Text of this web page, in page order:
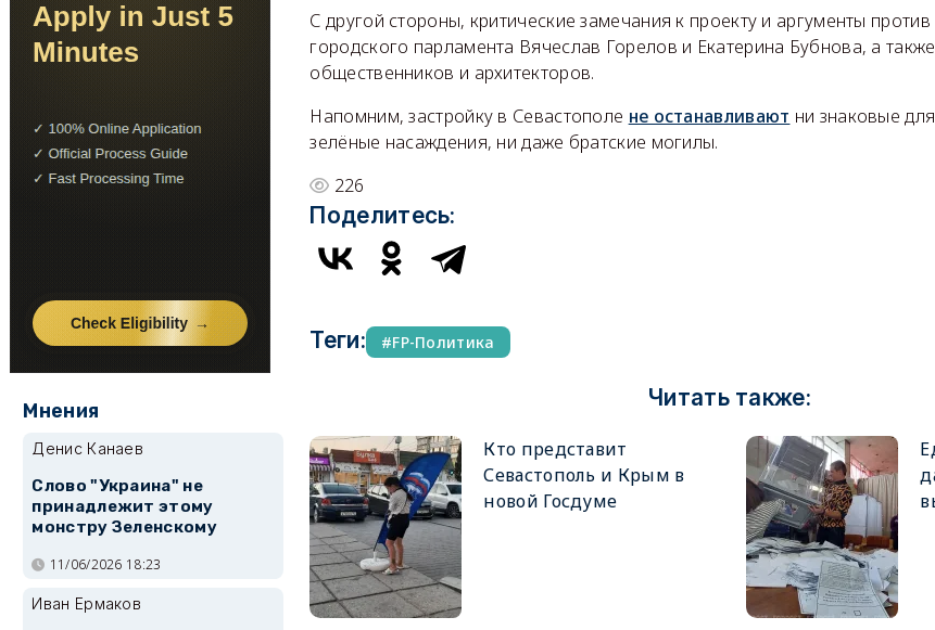
С другой стороны, критические замечания к проекту и аргументы против
городского парламента Вячеслав Горелов и Екатерина Бубнова, а
общественников и архитекторов.
Напомним, застройку в Севастополе не останавливают ни знаковые
зелёные насаждения, ни даже братские могилы.
226
Поделитесь:
Теги: FP-Политика
Читать также:
Кто представит
Севастополь и Крым в
новой Госдуме
Мнения
Денис Канаев
Слово "Украина" не
принадлежит этому
монстру Зеленскому
11/06/2026 18:23
Иван Ермаков